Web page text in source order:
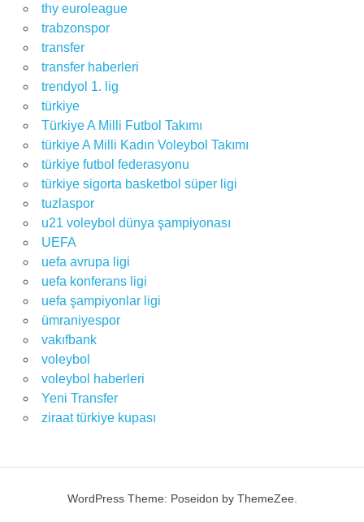
thy euroleague
trabzonspor
transfer
transfer haberleri
trendyol 1. lig
türkiye
Türkiye A Milli Futbol Takımı
türkiye A Milli Kadın Voleybol Takımı
türkiye futbol federasyonu
türkiye sigorta basketbol süper ligi
tuzlaspor
u21 voleybol dünya şampiyonası
UEFA
uefa avrupa ligi
uefa konferans ligi
uefa şampiyonlar ligi
ümraniyespor
vakıfbank
voleybol
voleybol haberleri
Yeni Transfer
ziraat türkiye kupası
WordPress Theme: Poseidon by ThemeZee.